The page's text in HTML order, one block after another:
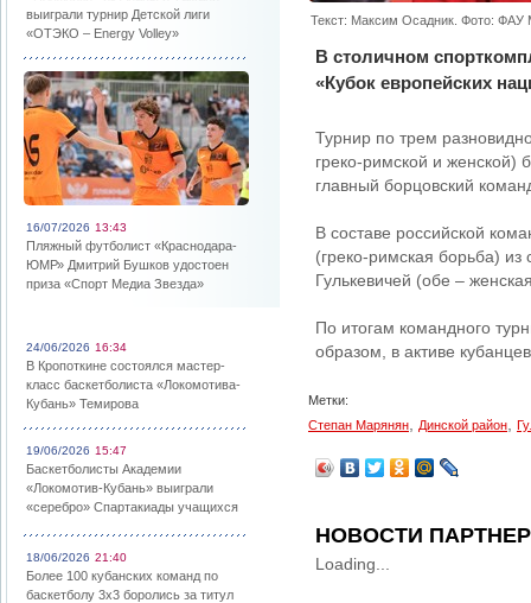
выиграли турнир Детской лиги
«ОТЭКО – Energy Volley»
16/07/2026 13:43
Пляжный футболист «Краснодара-
ЮМР» Дмитрий Бушков удостоен
приза «Спорт Медиа Звезда»
24/06/2026 16:34
В Кропоткине состоялся мастер-
класс баскетболиста «Локомотива-
Кубань» Темирова
19/06/2026 15:47
Баскетболисты Академии
«Локомотив-Кубань» выиграли
«серебро» Спартакиады учащихся
18/06/2026 21:40
Более 100 кубанских команд по
баскетболу 3х3 боролись за титул
Текст: Максим Осадник. Фото:
В столичном
«Кубок европейских
Турнир по трем
греко-римской и
главный борцовский
В составе российской
(греко-римская борьба)
Гулькевичей (обе –
По итогам командного
образом, в активе
Метки:
Степан Марянян
Динской район
НОВОСТИ
Loading...